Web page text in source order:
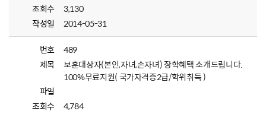
조회수
3,130
작성일
2014-05-31
번호
489
제목
보훈대상자(본인,자녀,손자녀) 장학혜택 소개드립니다.
100%무료지원( 국가자격증2급/학위취득 )
파일
조회수
4,784